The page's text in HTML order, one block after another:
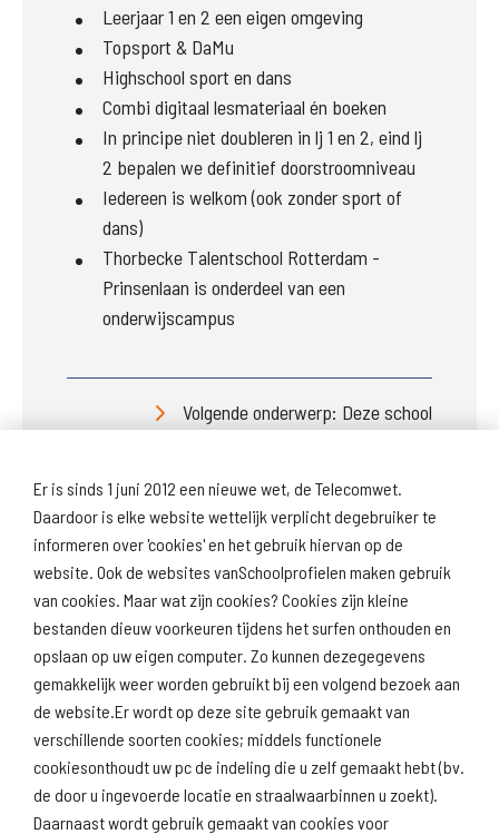
Er is sinds 1 juni 2012 een nieuwe wet, de Telecomwet.
Daardoor is elke website wettelijk verplicht degebruiker te
informeren over 'cookies' en het gebruik hiervan op de
website. Ook de websites vanSchoolprofielen maken gebruik
van cookies. Maar wat zijn cookies? Cookies zijn kleine
bestanden dieuw voorkeuren tijdens het surfen onthouden en
opslaan op uw eigen computer. Zo kunnen dezegegevens
gemakkelijk weer worden gebruikt bij een volgend bezoek aan
de website.Er wordt op deze site gebruik gemaakt van
verschillende soorten cookies; middels functionele
cookiesonthoudt uw pc de indeling die u zelf gemaakt hebt (bv.
de door u ingevoerde locatie en straalwaarbinnen u zoekt).
Daarnaast wordt gebruik gemaakt van cookies voor
Leerjaar 1 en 2 een eigen omgeving
Topsport & DaMu
Highschool sport en dans
Combi digitaal lesmateriaal én boeken
In principe niet doubleren in lj 1 en 2, eind lj
2 bepalen we definitief doorstroomniveau
Iedereen is welkom (ook zonder sport of
dans)
Thorbecke Talentschool Rotterdam -
Prinsenlaan is onderdeel van een
onderwijscampus
Volgende onderwerp: Deze school
Download
schoolprofiel
Naar
schoolresultaten
Naar scholenopdekaart.nl